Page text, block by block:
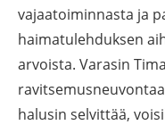
vajaatoiminnasta ja
haimatulehduksen
arvoista. Varasin
halusin selvittää,